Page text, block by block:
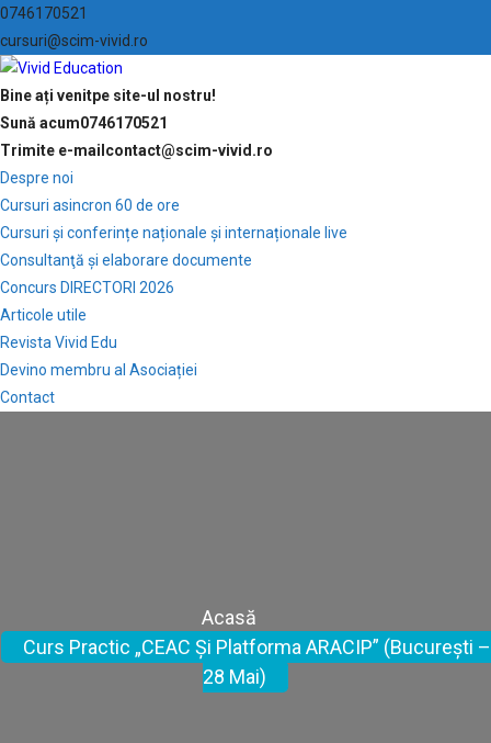
0746170521
cursuri@scim-vivid.ro
Bine ați venitpe site-ul nostru!
Sună acum0746170521
Trimite e-mail contact@scim-vivid.ro
Despre noi
Cursuri asincron 60 de ore
Cursuri și conferințe naționale și internaționale live
Consultanţă și elaborare documente
Concurs DIRECTORI 2026
Articole utile
Revista Vivid Edu
Devino membru al Asociației
Contact
Acasă
Curs Practic „CEAC Și Platforma ARACIP” (București –
28 Mai)